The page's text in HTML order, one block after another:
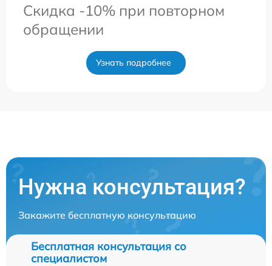
Скидка -10% при повторном
обращении
Узнать подробнее
Нужна консультация?
Закажите бесплатную консультацию
Бесплатная консультация со
специалистом